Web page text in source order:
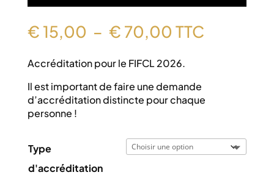
€ 15,00 – € 70,00 Plage
de
prix :
€ 15,00
à
€ 70,00
TTC
Accréditation pour le FIFCL 2026.
Il est important de faire une demande
d’accréditation distincte pour chaque
personne !
Type
d'accréditation